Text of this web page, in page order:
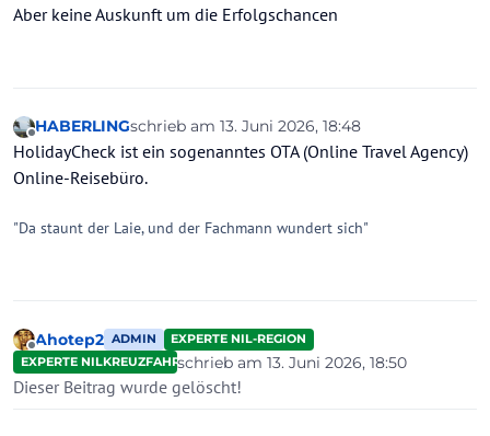
Aber keine Auskunft um die Erfolgschancen
Offline
HABERLINGschrieb am 13. Juni 2026, 18:48
zuletzt editiert von HABERLING
HolidayCheck ist ein sogenanntes OTA (Online Travel Agency)
Online-Reisebüro.
"Da staunt der Laie, und der Fachmann wundert sich"
Offline
Ahotep2 ADMIN
EXPERTE NIL-REGION
EXPERTE NILKREUZFAHRTENschrieb am 13. Juni 2026, 18:50
zuletzt editiert von
Dieser Beitrag wurde gelöscht!